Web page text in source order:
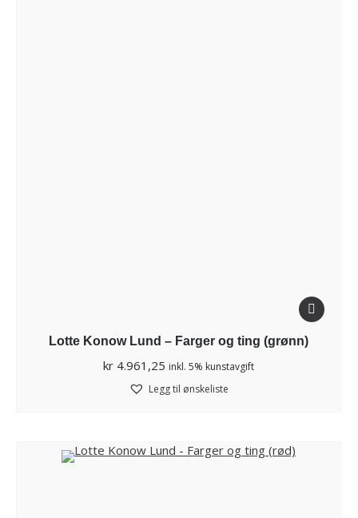
Lotte Konow Lund – Farger og ting (grønn)
kr 4.961,25 inkl. 5% kunstavgift
Legg til ønskeliste